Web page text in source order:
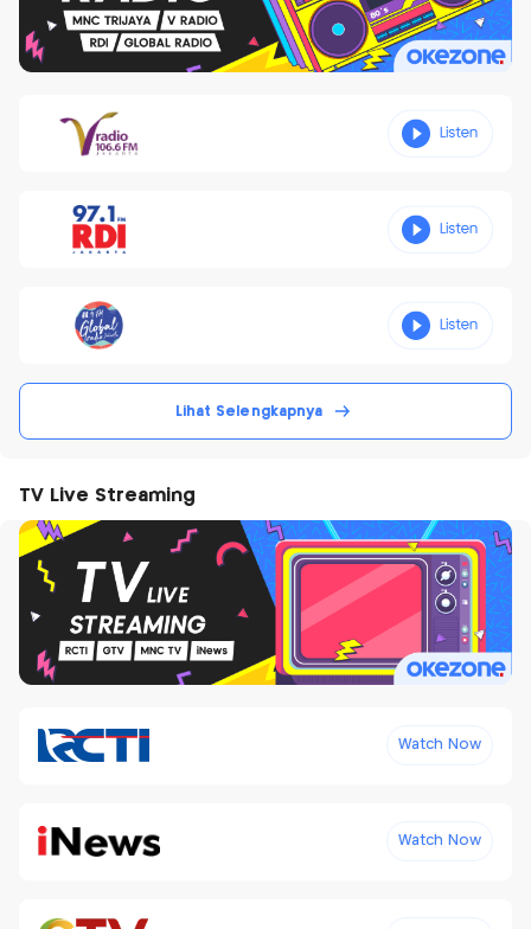
Lihat Selengkapnya
TV Live Streaming
Watch Now
Watch Now